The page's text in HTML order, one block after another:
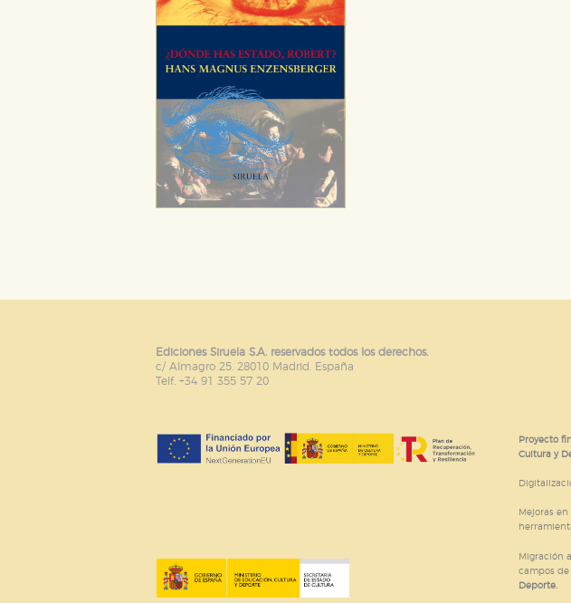
Ediciones Siruela S.A. reservados todos los derechos.
c/ Almagro 25. 28010 Madrid. España
Telf. +34 91 355 57 20
Proyecto
Cultura y
Mejoras
Migración
campos de
Deporte.